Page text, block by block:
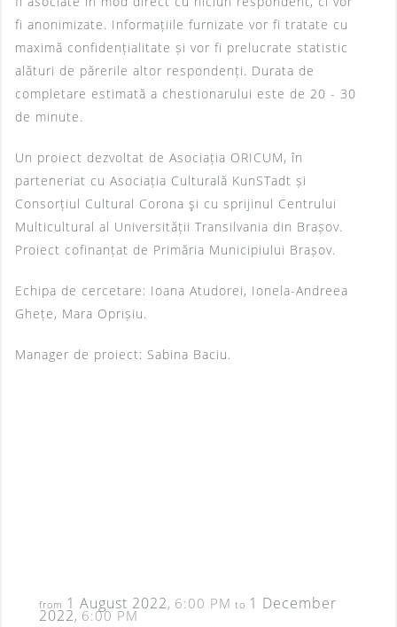
fi anonimizate. Informațiile furnizate vor fi tratate cu
maximă confidențialitate și vor fi prelucrate statistic
alături de părerile altor respondenți. Durata de
completare estimată a chestionarului este de 20 - 30
de minute.
Un proiect dezvoltat de Asociația ORICUM, în
parteneriat cu Asociația Culturală KunSTadt și
Consorțiul Cultural Corona şi cu sprijinul Centrului
Multicultural al Universității Transilvania din Brașov.
Proiect cofinanțat de Primăria Municipiului Brașov.
Echipa de cercetare: Ioana Atudorei, Ionela-Andreea
Ghețe, Mara Oprișiu.
Manager de proiect: Sabina Baciu.
from 1 August 2022, 6:00 PM to 1 December
2022, 6:00 PM